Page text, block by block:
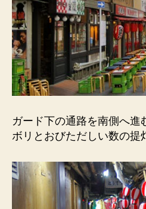
ネ
ル。
へ
の
ガード下の通路を南側へ進
ボリとおびただしい数の提